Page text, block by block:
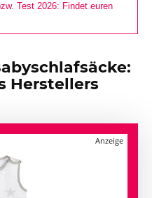
Test 2026: Findet euren
Herstellers